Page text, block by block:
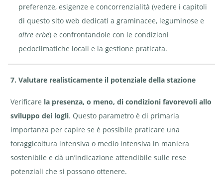
preferenze, esigenze e concorrenzialità (vedere i capitoli
di questo sito web dedicati a graminacee, leguminose e
altre erbe) e confrontandole con le condizioni
pedoclimatiche locali e la gestione praticata.
7. Valutare realisticamente il potenziale della stazione
Verificare la presenza, o meno, di condizioni favorevoli allo
sviluppo dei logli. Questo parametro è di primaria
importanza per capire se è possibile praticare una
foraggicoltura intensiva o medio intensiva in maniera
sostenibile e dà un’indicazione attendibile sulle rese
potenziali che si possono ottenere.